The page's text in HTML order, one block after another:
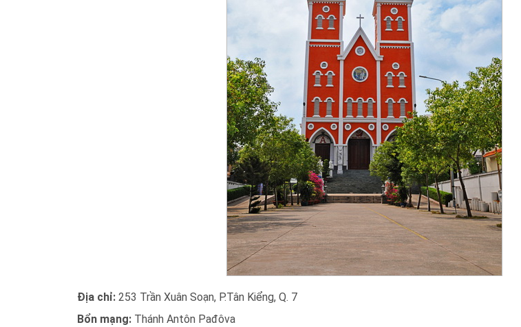
Địa chỉ: 253 Trần Xuân Soạn, P.Tân Kiểng, Q. 7
Bổn mạng: Thánh Antôn Pađôva